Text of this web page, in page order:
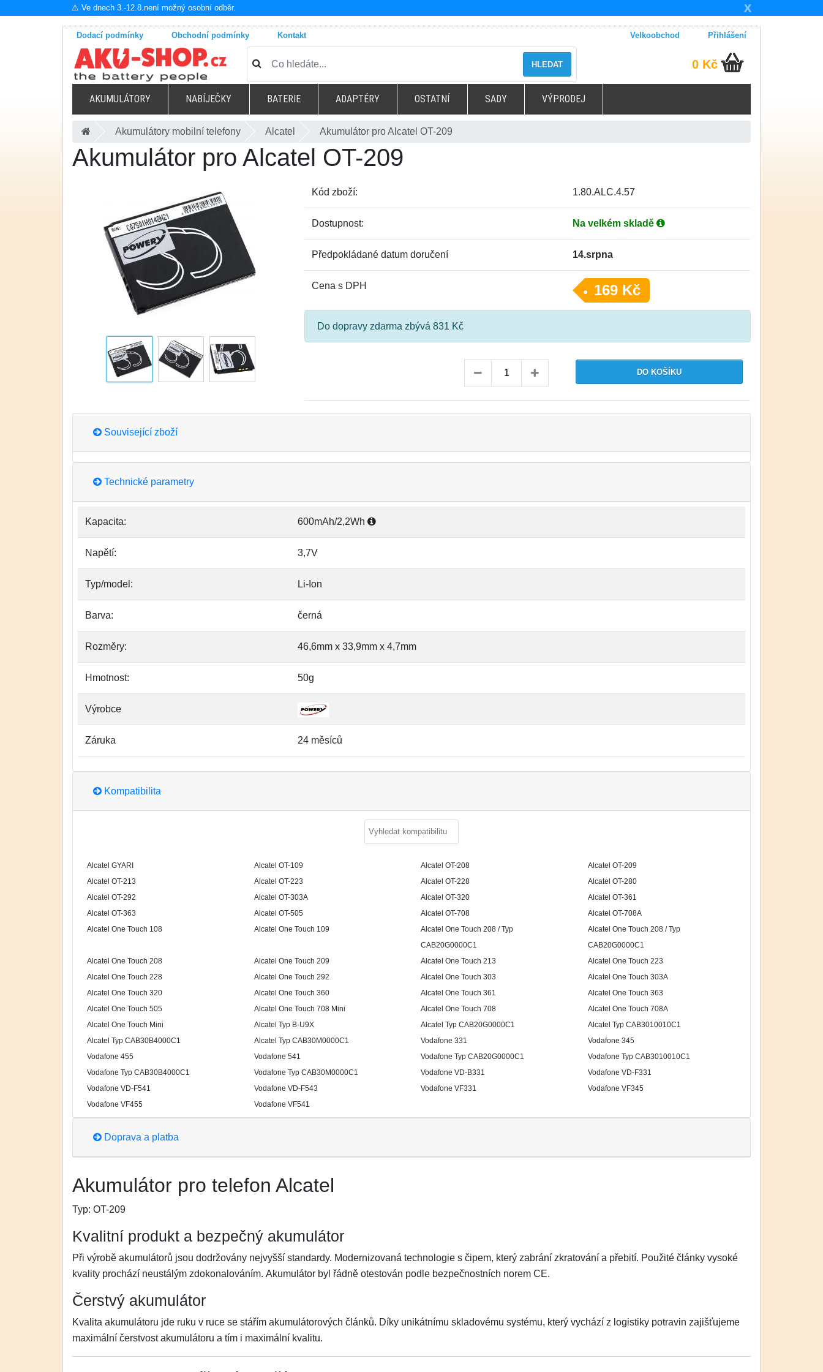
X
⚠️ Ve dnech 3.-12.8.není možný osobní odběr.
Dodací podmínky Obchodní podmínky Kontakt Velkoobchod Přihlášení
HLEDAT 0 Kč
AKUMULÁTORY NABÍJEČKY BATERIE ADAPTÉRY OSTATNÍ SADY VÝPRODEJ
Akumulátory mobilní telefony Alcatel Akumulátor pro Alcatel OT-209
Akumulátor pro Alcatel OT-209
Kód zboží: 1.80.ALC.4.57
Dostupnost: Na velkém skladě
Předpokládané datum doručení 14.srpna
Cena s DPH 169 Kč
Do dopravy zdarma zbývá 831 Kč
Související zboží
Technické parametry
Kapacita: 600mAh/2,2Wh
Napětí: 3,7V
Typ/model: Li-Ion
Barva: černá
Rozměry: 46,6mm x 33,9mm x 4,7mm
Hmotnost: 50g
Výrobce
Záruka 24 měsíců
Kompatibilita
Alcatel GYARI Alcatel OT-109 Alcatel OT-208
Alcatel OT-209
Alcatel OT-213
Alcatel OT-223 Alcatel OT-228
Alcatel OT-280
Alcatel OT-292
Alcatel OT-303A Alcatel OT-320
Alcatel OT-361
Alcatel OT-363
Alcatel OT-505 Alcatel OT-708
Alcatel OT-708A
Alcatel One Touch 108
Alcatel One Touch 109
Alcatel One Touch 208 / Typ
CAB20G0000C1
Alcatel One Touch 208 / Typ
CAB20G0000C1
Alcatel One Touch 208
Alcatel One Touch 209 Alcatel One Touch 213
Alcatel One Touch 223
Alcatel One Touch 228
Alcatel One Touch 292 Alcatel One Touch 303
Alcatel One Touch 303A
Alcatel One Touch 320
Alcatel One Touch 360 Alcatel One Touch 361
Alcatel One Touch 363
Alcatel One Touch 505
Alcatel One Touch 708 Mini Alcatel One Touch 708
Alcatel One Touch 708A
Alcatel One Touch Mini
Alcatel Typ B-U9X Alcatel Typ CAB20G0000C1
Alcatel Typ CAB3010010C1
Alcatel Typ CAB30B4000C1
Alcatel Typ CAB30M0000C1 Vodafone 331
Vodafone 345
Vodafone 455
Vodafone 541 Vodafone Typ CAB20G0000C1
Vodafone Typ CAB3010010C1
Vodafone Typ CAB30B4000C1
Vodafone Typ CAB30M0000C1 Vodafone VD-B331
Vodafone VD-F331
Vodafone VD-F541
Vodafone VD-F543 Vodafone VF331
Vodafone VF345
Vodafone VF455
Vodafone VF541
Doprava a platba
Akumulátor pro telefon Alcatel
Typ: OT-209
Kvalitní produkt a bezpečný akumulátor
Při výrobě akumulátorů jsou dodržovány nejvyšší standardy. Modernizovaná technologie s čipem, který zabrání zkratování a přebití. Použité články vysoké
kvality prochází neustálým zdokonalováním. Akumulátor byl řádně otestován podle bezpečnostních norem CE.
Čerstvý akumulátor
Kvalita akumulátoru jde ruku v ruce se stářím akumulátorových článků. Díky unikátnímu skladovému systému, který vychází z logistiky potravin zajišťujeme
maximální čerstvost akumulátoru a tím i maximální kvalitu.